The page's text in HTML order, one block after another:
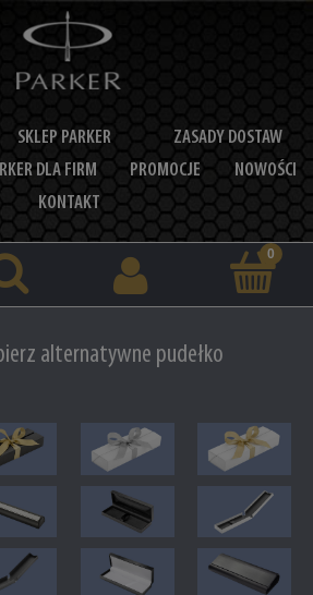
SKLEP PARKER
ZASADY DOSTAW
DLA FIRM PROMOCJE
NOWOŚCI
KONTAKT
alternatywne pudełko